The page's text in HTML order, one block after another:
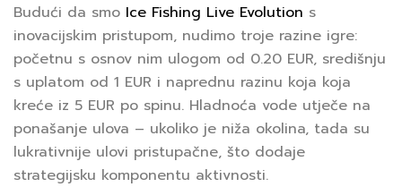
Budući da smo Ice Fishing Live Evolution s
inovacijskim pristupom, nudimo troje razine igre:
početnu s osnov nim ulogom od 0.20 EUR, središnju
s uplatom od 1 EUR i naprednu razinu koja koja
kreće iz 5 EUR po spinu. Hladnoća vode utječe na
ponašanje ulova – ukoliko je niža okolina, tada su
lukrativnije ulovi pristupačne, što dodaje
strategijsku komponentu aktivnosti.